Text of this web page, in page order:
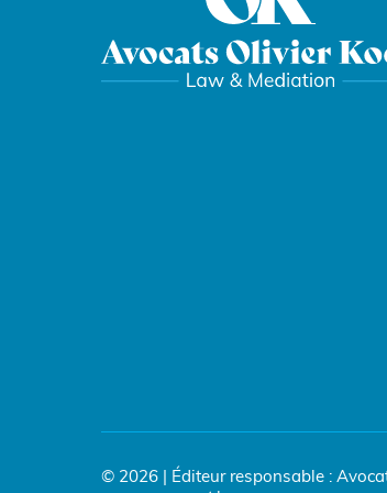
© 2026 | Éditeur responsable :